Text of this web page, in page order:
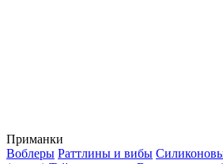
Приманки
Воблеры Раттлины и вибы